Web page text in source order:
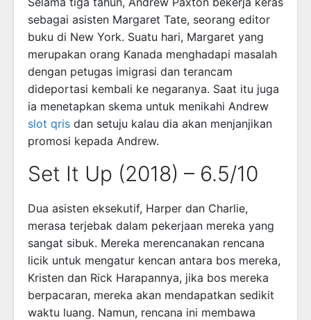
sebagai asisten Margaret Tate, seorang editor
buku di New York. Suatu hari, Margaret yang
merupakan orang Kanada menghadapi masalah
dengan petugas imigrasi dan terancam
dideportasi kembali ke negaranya. Saat itu juga
ia menetapkan skema untuk menikahi Andrew
slot qris dan setuju kalau dia akan menjanjikan
promosi kepada Andrew.
Set It Up (2018) – 6.5/10
Dua asisten eksekutif, Harper dan Charlie,
merasa terjebak dalam pekerjaan mereka yang
sangat sibuk. Mereka merencanakan rencana
licik untuk mengatur kencan antara bos mereka,
Kristen dan Rick Harapannya, jika bos mereka
berpacaran, mereka akan mendapatkan sedikit
waktu luang. Namun, rencana ini membawa